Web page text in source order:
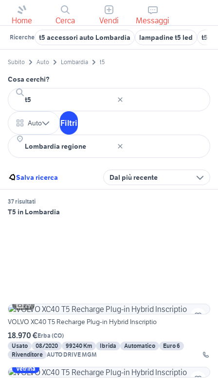
Home Cerca Vendi Messaggi
Ricerche t5 accessori auto Lombardia lampadine t5 led t5
Subito Auto Lombardia t5
Cosa cerchi?
Auto Filtri
Salva ricerca Dal più recente
37 risultati
T5 in Lombardia
29
VOLVO XC40 T5 Recharge Plug-in Hybrid Inscriptio
18.970 €Erba (CO)
Usato
08/2020 99240 Km Ibrida Automatico
Euro 6
Rivenditore AUTO DRIVE MGM
Vetrina